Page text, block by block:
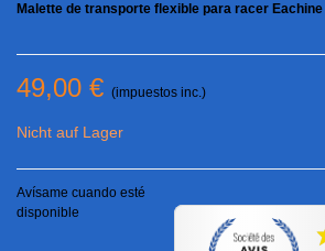
Malette de transporte flexible para racer
49,00 € (impuestos inc.)
Nicht auf Lager
Avísame cuando esté
disponible